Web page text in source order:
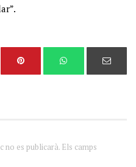
es publicarà. Els camps